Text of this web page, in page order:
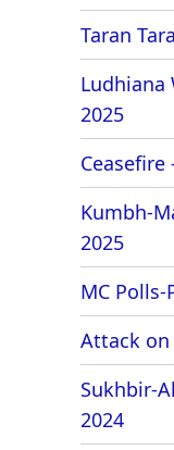
Taran
Ludhiana
2025
Ceasefire
Kumbh-
2025
MC
Attack on
Sukhbir-
2024